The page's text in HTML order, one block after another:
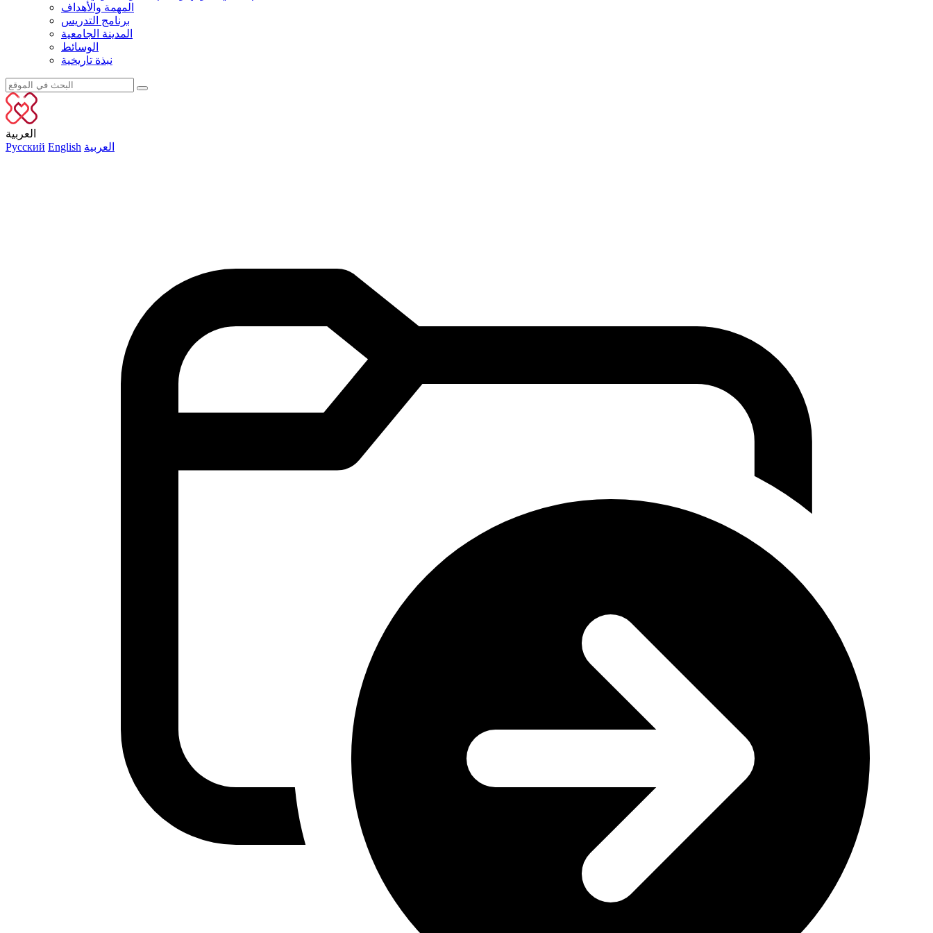
المهمة والأهداف
برنامج التدريس
المدينة الجامعية
الوسائط
نبذة تاريخية
العربية
Русский English العربية